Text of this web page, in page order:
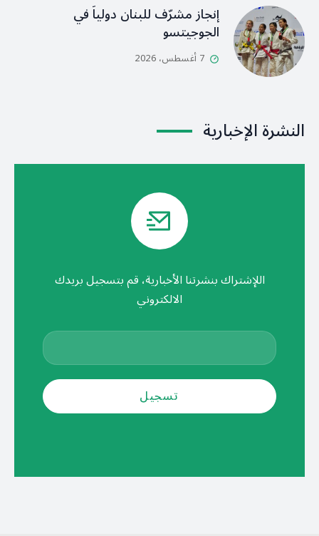
إنجاز مشرّف للبنان دولياً في
الجوجيتسو
7 أغسطس، 2026
النشرة الإخبارية
اللإشتراك بنشرتنا الأخبارية، قم بتسجيل بريدك
الالكتروني